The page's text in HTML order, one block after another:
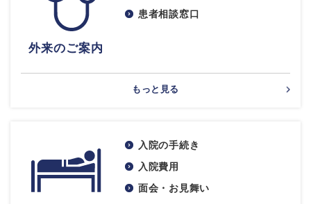
外来のご案内
患者相談窓口
もっと見る
入院の手続き
入院費用
面会・お見舞い